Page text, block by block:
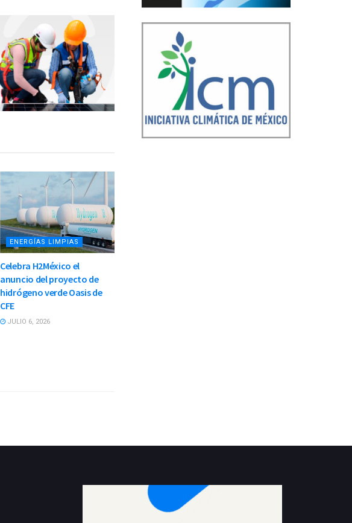
ENERGÍAS LIMPIAS
Celebra H2México el
anuncio del proyecto de
hidrógeno verde Oasis de
CFE
JULIO 6, 2026